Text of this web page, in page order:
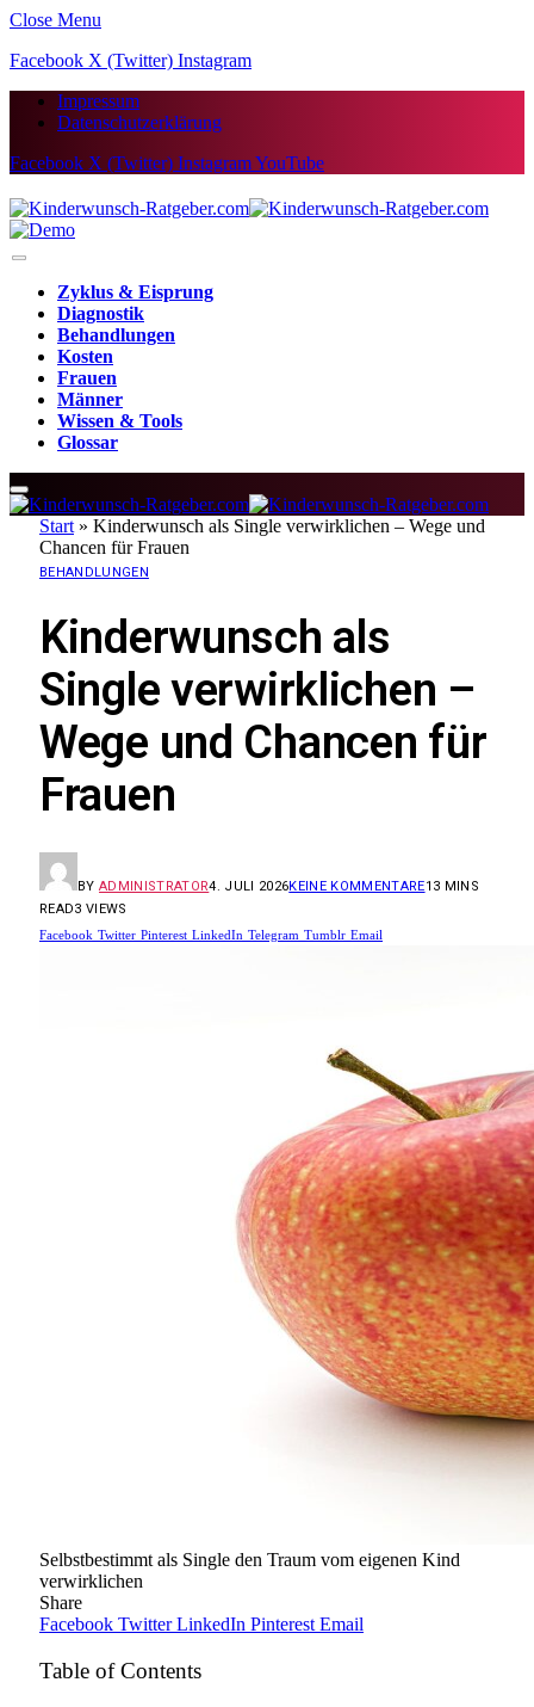
Close Menu
Facebook X (Twitter) Instagram
Impressum
Datenschutzerklärung
Facebook X (Twitter) InstagramYouTube
Zyklus & Eisprung
Diagnostik
Behandlungen
Kosten
Frauen
Männer
Wissen & Tools
Glossar
Start » Kinderwunsch als Single verwirklichen – Wege und
Chancen für Frauen
BEHANDLUNGEN
Kinderwunsch als
Single verwirklichen –
Wege und Chancen für
Frauen
BY ADMINISTRATOR4. JULI 2026KEINE KOMMENTARE13 MINS
READ3 VIEWS
Facebook Twitter Pinterest LinkedIn Telegram Tumblr Email
Selbstbestimmt als Single den Traum vom eigenen Kind
verwirklichen
Share
Facebook Twitter LinkedIn Pinterest Email
Table of Contents